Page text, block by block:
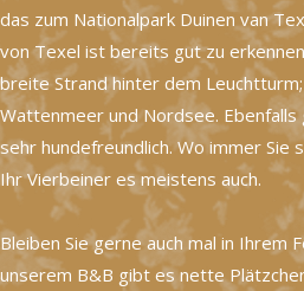
das zum Nationalpark Duinen van
von Texel ist bereits gut zu
breite Strand hinter dem
Wattenmeer und Nordsee.
sehr hundefreundlich. Wo immer Sie
Ihr Vierbeiner es meistens auch.
Bleiben Sie gerne auch mal in Ihrem
unserem B&B gibt es nette